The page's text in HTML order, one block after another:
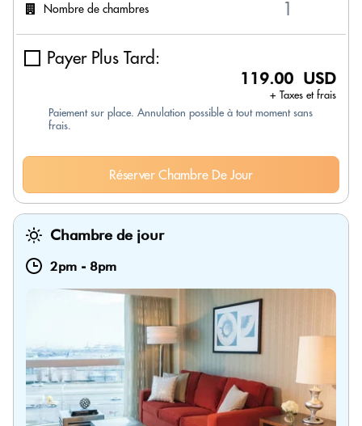
Nombre de chambres
Payer Plus Tard:
119.00 USD
+ Taxes et frais
Paiement sur place. Annulation possible à tout moment sans
frais.
Réserver Chambre De Jour
Chambre de jour
2pm - 8pm